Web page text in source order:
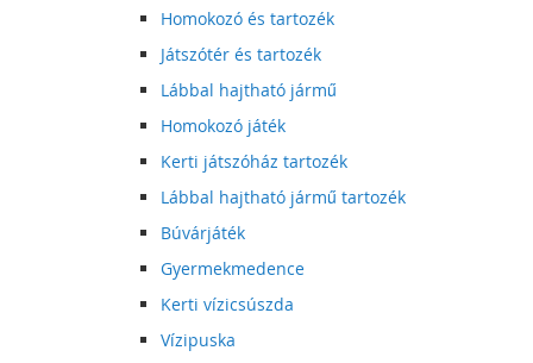
Homokozó és tartozék
Játszótér és tartozék
Lábbal hajtható jármű
Homokozó játék
Kerti játszóház tartozék
Lábbal hajtható jármű tartozék
Búvárjáték
Gyermekmedence
Kerti vízicsúszda
Vízipuska